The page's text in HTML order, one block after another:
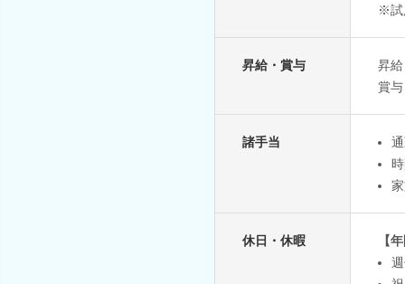
※試
昇給・賞与
昇
賞
諸手当
休日・休暇
【